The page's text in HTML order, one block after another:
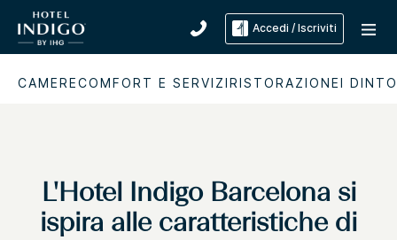
Accedi / Iscriviti
CAMERECOMFORT E SERVIZIRISTORAZIONEI
L'Hotel Indigo Barcelona si
ispira alle caratteristiche di